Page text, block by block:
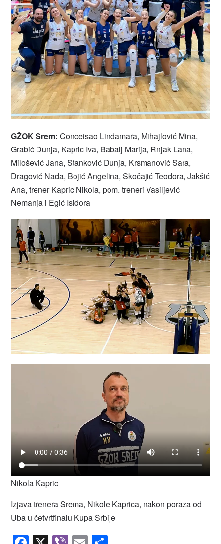
GŽOK Srem: Conceisao Lindamara, Mihajlović Mina,
Grabić Dunja, Kapric Iva, Babalj Marija, Rnjak Lana,
Milošević Jana, Stanković Dunja, Krsmanović Sara,
Dragović Nada, Bojić Angelina, Skočajić Teodora, Jakšić
Ana, trener Kapric Nikola, pom. treneri Vasiljević
Nemanja i Egić Isidora
Nikola Kapric
Izjava trenera Srema, Nikole Kaprica, nakon poraza od
Uba u četvrtfinalu Kupa Srbije